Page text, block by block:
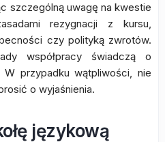
szczególną uwagę na kwestie
rezygnacji z kursu,
czy polityką zwrotów.
współpracy świadczą o
W przypadku wątpliwości, nie
o wyjaśnienia.
językową